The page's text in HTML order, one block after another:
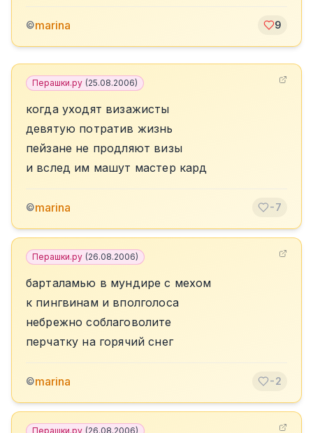
©marina 9
Перашки.ру (25.08.2006)
когда уходят визажисты
девятую потратив жизнь
пейзане не продляют визы
и вслед им машут мастер кард
©marina -7
Перашки.ру (26.08.2006)
барталамью в мундире с мехом
к пингвинам и вполголоса
небрежно соблаговолите
перчатку на горячий снег
©marina -2
Перашки.ру (26.08.2006)